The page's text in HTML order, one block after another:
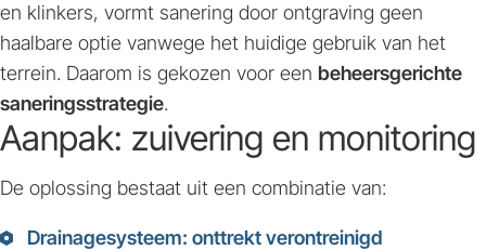
en klinkers, vormt sanering door ontgraving geen
haalbare optie vanwege het huidige gebruik van het
terrein. Daarom is gekozen voor een beheersgerichte
saneringsstrategie.
Aanpak: zuivering en monitoring
De oplossing bestaat uit een combinatie van:
Drainagesysteem: onttrekt verontreinigd